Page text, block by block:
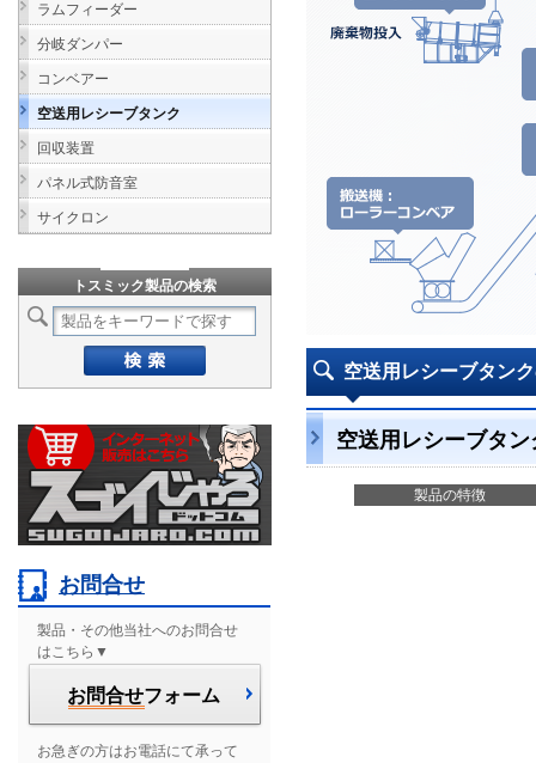
空送用レシーブタン
空送用レシーブタン
製品の特徴
ラムフィーダー
分岐ダンパー
コンベアー
空送用レシーブタンク
回収装置
パネル式防音室
サイクロン
トスミック製品の検索
お問合せ
製品・その他当社へのお問合せ
はこちら▼
お問合せフォーム
お急ぎの方はお電話にて承って